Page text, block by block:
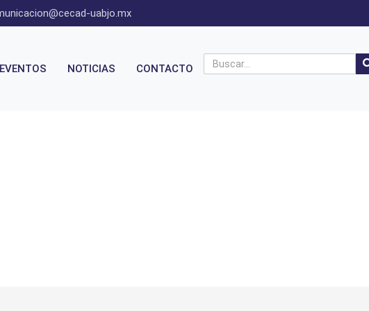
uabjo.mx
EVENTOS NOTICIAS CONTACTO